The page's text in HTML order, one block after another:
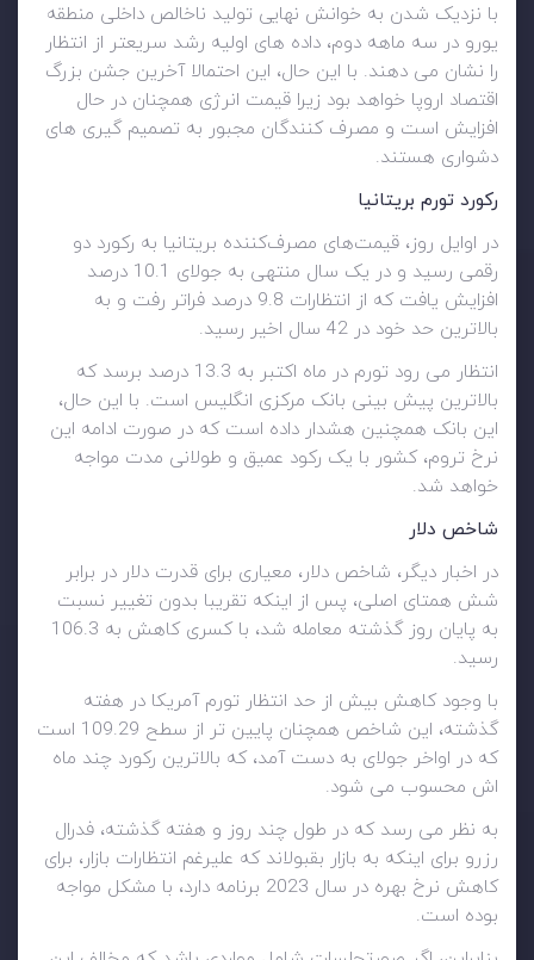
با نزدیک شدن به خوانش نهایی تولید ناخالص داخلی منطقه
یورو در سه ماهه دوم، داده های اولیه رشد سریعتر از انتظار
را نشان می دهند. با این حال، این احتمالا آخرین جشن بزرگ
اقتصاد اروپا خواهد بود زیرا قیمت انرژی همچنان در حال
افزایش است و مصرف کنندگان مجبور به تصمیم گیری های
دشواری هستند.
رکورد تورم بریتانیا
در اوایل روز، قیمت‌های مصرف‌کننده بریتانیا به رکورد دو
رقمی رسید و در یک سال منتهی به جولای 10.1 درصد
افزایش یافت که از انتظارات 9.8 درصد فراتر رفت و به
بالاترین حد خود در 42 سال اخیر رسید.
انتظار می رود تورم در ماه اکتبر به 13.3 درصد برسد که
بالاترین پیش بینی بانک مرکزی انگلیس است. با این حال،
این بانک همچنین هشدار داده است که در صورت ادامه این
نرخ تروم، کشور با یک رکود عمیق و طولانی مدت مواجه
خواهد شد.
شاخص دلار
در اخبار دیگر، شاخص دلار، معیاری برای قدرت دلار در برابر
شش همتای اصلی، پس از اینکه تقریبا بدون تغییر نسبت
به پایان روز گذشته معامله شد، با کسری کاهش به 106.3
رسید.
با وجود کاهش بیش از حد انتظار تورم آمریکا در هفته
گذشته، این شاخص همچنان پایین تر از سطح 109.29 است
که در اواخر جولای به دست آمد، که بالاترین رکورد چند ماه
اش محسوب می شود.
به نظر می رسد که در طول چند روز و هفته گذشته، فدرال
رزرو برای اینکه به بازار بقبولاند که علیرغم انتظارات بازار، برای
کاهش نرخ بهره در سال 2023 برنامه دارد، با مشکل مواجه
بوده است.